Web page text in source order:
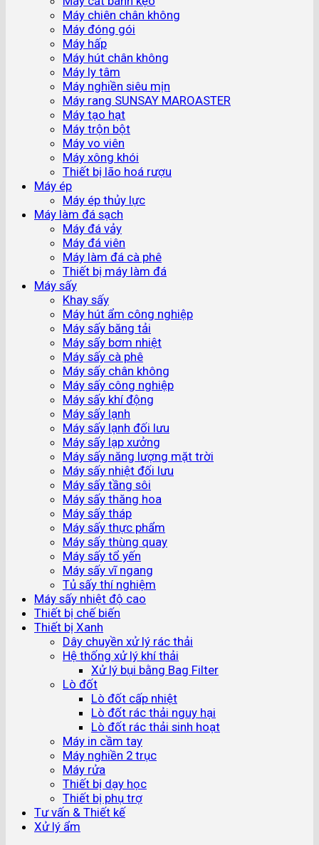
Máy chiên chân không
Máy đóng gói
Máy hấp
Máy hút chân không
Máy ly tâm
Máy nghiền siêu mịn
Máy rang SUNSAY MAROASTER
Máy tạo hạt
Máy trộn bột
Máy vo viên
Máy xông khói
Thiết bị lão hoá rượu
Máy ép
Máy ép thủy lực
Máy làm đá sạch
Máy đá vảy
Máy đá viên
Máy làm đá cà phê
Thiết bị máy làm đá
Máy sấy
Khay sấy
Máy hút ẩm công nghiệp
Máy sấy băng tải
Máy sấy bơm nhiệt
Máy sấy cà phê
Máy sấy chân không
Máy sấy công nghiệp
Máy sấy khí động
Máy sấy lạnh
Máy sấy lạnh đối lưu
Máy sấy lạp xưởng
Máy sấy năng lượng mặt trời
Máy sấy nhiệt đối lưu
Máy sấy tầng sôi
Máy sấy thăng hoa
Máy sấy tháp
Máy sấy thực phẩm
Máy sấy thùng quay
Máy sấy tổ yến
Máy sấy vĩ ngang
Tủ sấy thí nghiệm
Máy sấy nhiệt độ cao
Thiết bị chế biến
Thiết bị Xanh
Dây chuyền xử lý rác thải
Hệ thống xử lý khí thải
Xử lý bụi bằng Bag Filter
Lò đốt
Lò đốt cấp nhiệt
Lò đốt rác thải nguy hại
Lò đốt rác thải sinh hoạt
Máy in cầm tay
Máy nghiền 2 trục
Máy rửa
Thiết bị dạy học
Thiết bị phụ trợ
Tư vấn & Thiết kế
Xử lý ẩm